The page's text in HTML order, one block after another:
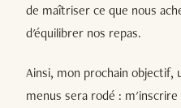
de maîtriser ce que nous
d'équilibrer nos repas.
Ainsi, mon prochain objectif,
menus sera rodé : m'inscrire